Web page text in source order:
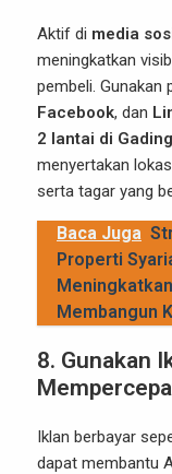
Aktif di media
meningkatkan
pembeli.
Facebook, dan
2 lantai di
menyertakan
serta tagar yang
Baca Juga
Properti
Membangun
8. Gunakan
Iklan berbayar
dapat membantu